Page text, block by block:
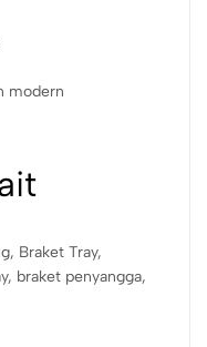
modern
Braket Tray,
braket penyangga,